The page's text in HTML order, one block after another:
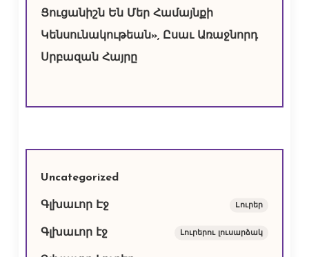
Ցուցանիշն Են Մեր Համայնքի
Կենսունակութեան», Ըսաւ Առաջնորդ
Սրբազան Հայրը
Uncategorized
Գլխաւոր Էջ Lուրեր
Գլխաւոր էջ Լուրերու լուսարձակ